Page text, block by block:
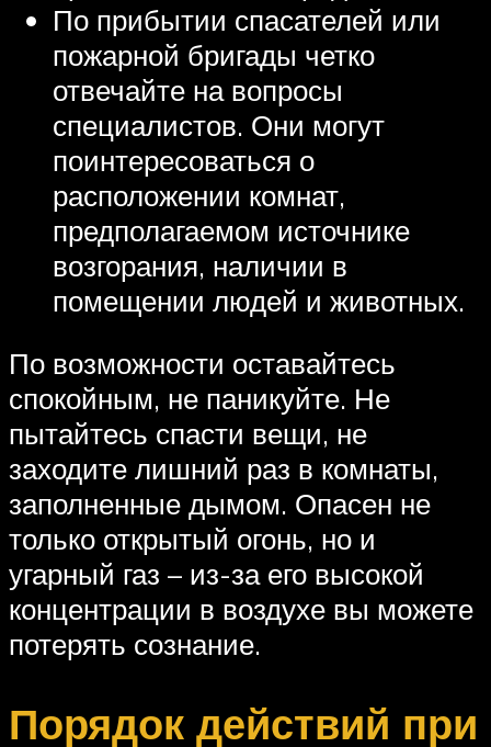
По прибытии спасателей или
пожарной бригады четко
отвечайте на вопросы
специалистов. Они могут
поинтересоваться о
расположении комнат,
предполагаемом источнике
возгорания, наличии в
помещении людей и животных.
По возможности оставайтесь
спокойным, не паникуйте. Не
пытайтесь спасти вещи, не
заходите лишний раз в комнаты,
заполненные дымом. Опасен не
только открытый огонь, но и
угарный газ – из-за его высокой
концентрации в воздухе вы можете
потерять сознание.
Порядок действий при